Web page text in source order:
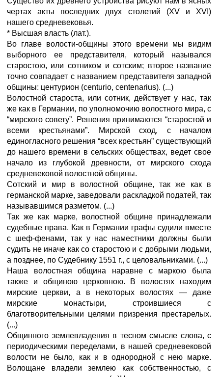
чертах акты последних двух столетий (XV и XVI)
нашего средневековья.
* Высшая власть (лат.).
Во главе волости-общины этого времени мы видим
выборного ее представителя, который назывался
старостою, или сотником и сотским; второе название
точно совпадает с названием представителя западной
общины: центурион (centurio, centenarius). (...)
Волостной староста, или сотник, действует у нас, так
же как в Германии, по уполномочию волостного мира, с
“мирского совету”. Решения принимаются “старостой и
всеми крестьянами”. Мирской сход, с началом
единогласного решения “всех крестьян” существующий
до нашего времени в сельских обществах, ведет свое
начало из глубокой древности, от мирского схода
средневековой волостной общины.
Сотский и мир в волостной общине, так же как в
германской марке, заведовали раскладкой податей, так
называвшимся разметом. (...)
Так же как марке, волостной общине принадлежали
судебные права. Как в Германии графы судили вместе
с шеф-фенами, так у нас наместники должны были
судить не иначе как со старостою и с добрыми людьми,
а позднее, по Судебнику 1551 г., с целовальниками. (...)
Наша волостная община наравне с маркою была
также и общиною церковною. В волостях находим
мирские церкви, а в некоторых волостях — даже
мирские монастыри, строившиеся с
благотворительными целями призрения престарелых.
(...)
Общинного землевладения в тесном смысле слова, с
периодическими переделами, в нашей средневековой
волости не было, как и в однородной с нею марке.
Волощане владели землею как собственностью, с